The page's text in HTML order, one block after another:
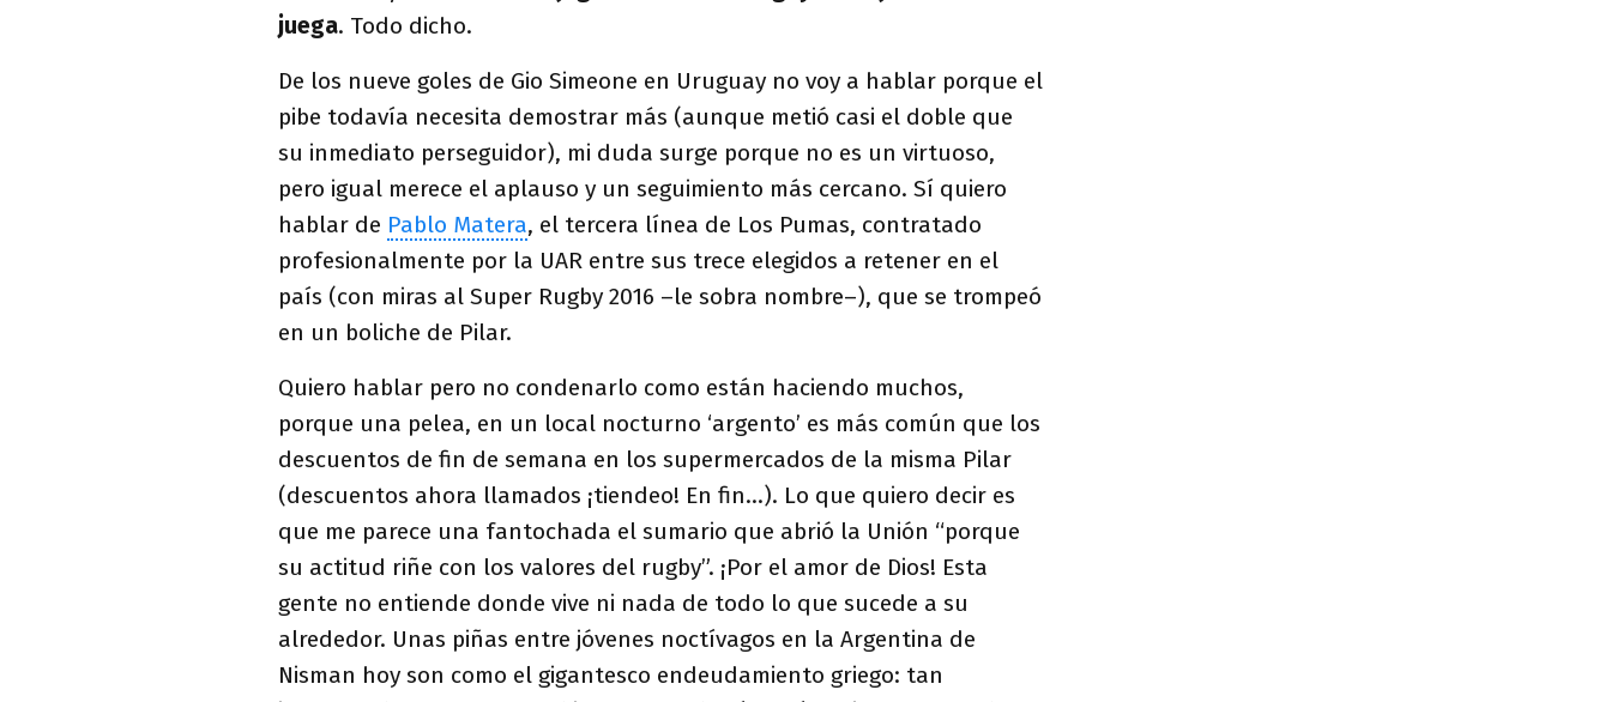
juega. Todo dicho.
De los nueve goles de Gio Simeone en Uruguay no voy a hablar porque el
pibe todavía necesita demostrar más (aunque metió casi el doble que
su inmediato perseguidor), mi duda surge porque no es un virtuoso,
pero igual merece el aplauso y un seguimiento más cercano. Sí quiero
hablar de Pablo Matera, el tercera línea de Los Pumas, contratado
profesionalmente por la UAR entre sus trece elegidos a retener en el
país (con miras al Super Rugby 2016 –le sobra nombre–), que se trompeó
en un boliche de Pilar.
Quiero hablar pero no condenarlo como están haciendo muchos,
porque una pelea, en un local nocturno ‘argento’ es más común que los
descuentos de fin de semana en los supermercados de la misma Pilar
(descuentos ahora llamados ¡tiendeo! En fin…). Lo que quiero decir es
que me parece una fantochada el sumario que abrió la Unión “porque
su actitud riñe con los valores del rugby”. ¡Por el amor de Dios! Esta
gente no entiende donde vive ni nada de todo lo que sucede a su
alrededor. Unas piñas entre jóvenes noctívagos en la Argentina de
Nisman hoy son como el gigantesco endeudamiento griego: tan